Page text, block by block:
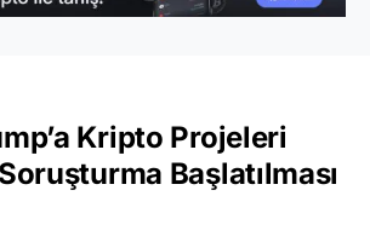
Kripto Projeleri
Başlatılması